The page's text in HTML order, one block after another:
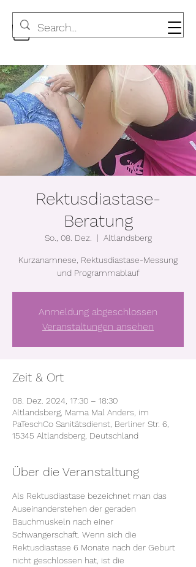
Rektusdiastase-
Beratung
So., 08. Dez.
  |
Altlandsberg
Kurzanamnese, Rektusdiastase-Messung
und Programmablauf
Anmeldung abgeschlossen
Veranstaltungen ansehen
Zeit & Ort
08. Dez. 2024, 17:30 – 18:30
Altlandsberg, Mama Mal Anders, im
PaTeschCo Sanitätsdienst, Berliner Str. 6,
15345 Altlandsberg, Deutschland
Über die Veranstaltung
Als Rektusdiastase bezeichnet man das
Auseinanderstehen der geraden
Bauchmuskeln nach einer
Schwangerschaft. Wenn sich die
Rektusdiastase 6 Monate nach der Geburt
nicht geschlossen hat, ist die